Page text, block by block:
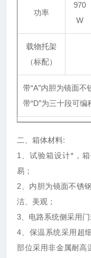
功率
970
W
载物托架
（标配）
带“A”内胆为镜面不
带“D”为三十段可
二、箱体材料:
1、试验箱设计*，
易；
2、内胆为镜面不锈
洁、美观；
3、电路系统侧采用
4、保温系统采用超
部位采用非金属耐高